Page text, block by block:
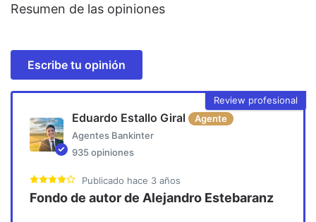
Resumen de las opiniones
Escribe tu opinión
Review profesional
Eduardo Estallo Giral
Agente
Agentes Bankinter
935 opiniones
Publicado hace 3 años
Fondo de autor de Alejandro Estebaranz